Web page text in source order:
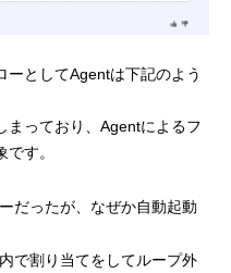
ーとしてAgentは下記のよう
まっており、Agentによるフ
す。
だったが、なぜか自動起動
で割り当てをしてループ外